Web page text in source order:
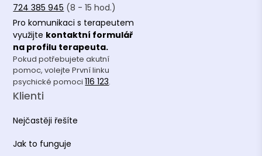
724 385 945 (8 - 15 hod.)
Pro komunikaci s terapeutem
využijte kontaktní formulář
na profilu terapeuta.
Pokud potřebujete akutní
pomoc, volejte První linku
psychické pomoci116 123.
Klienti
Nejčastěji řešíte
Jak to funguje